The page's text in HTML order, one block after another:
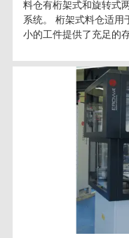
料仓有桁架式和旋转式
系统。 桁架式料仓适用
小的工件提供了充足的